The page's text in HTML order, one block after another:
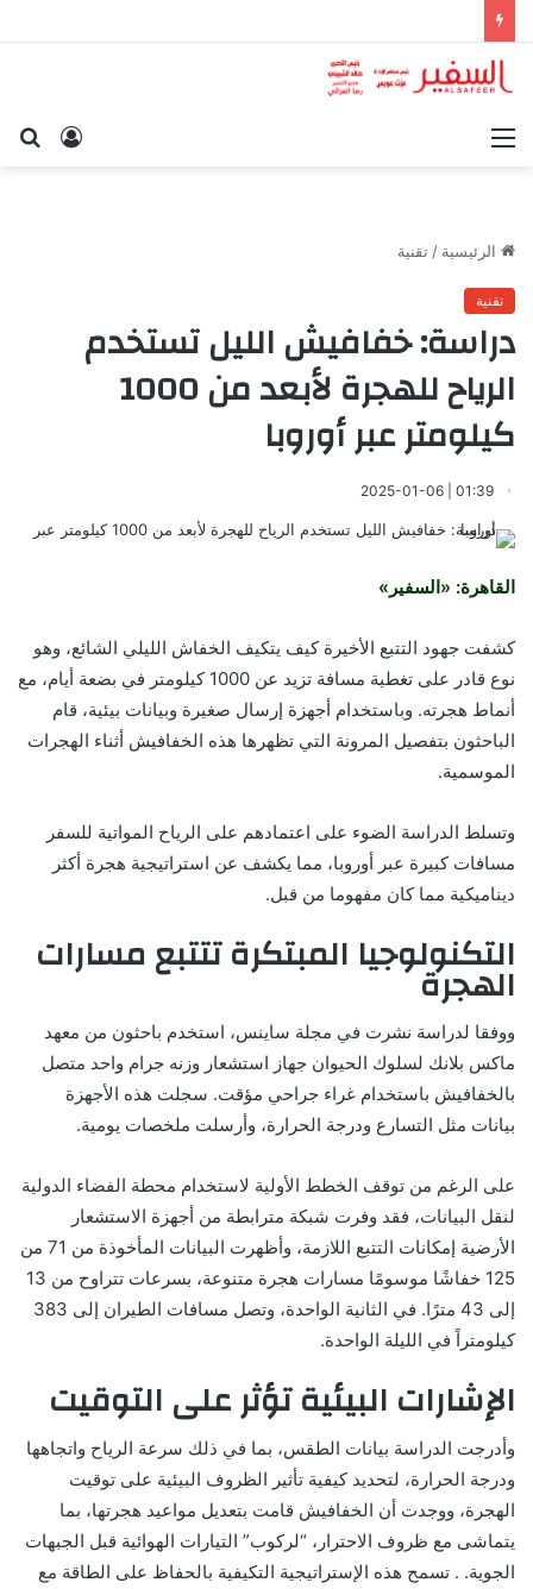
تسجيل
الرئيسية / تقنية
تقنية
دراسة: خفافيش الليل تستخدم
الرياح للهجرة لأبعد من 1000
كيلومتر عبر أوروبا
القاهرة: «السفير»
كشفت جهود التتبع الأخيرة كيف يتكيف الخفاش الليلي الشائع، وهو
نوع قادر على تغطية مسافة تزيد عن 1000 كيلومتر في بضعة أيام، مع
أنماط هجرته. وباستخدام أجهزة إرسال صغيرة وبيانات بيئية، قام
الباحثون بتفصيل المرونة التي تظهرها هذه الخفافيش أثناء الهجرات
الموسمية.
وتسلط الدراسة الضوء على اعتمادهم على الرياح المواتية للسفر
مسافات كبيرة عبر أوروبا، مما يكشف عن استراتيجية هجرة أكثر
ديناميكية مما كان مفهوما من قبل.
التكنولوجيا المبتكرة تتتبع مسارات
الهجرة
ووفقا لدراسة نشرت في مجلة ساينس، استخدم باحثون من معهد
ماكس بلانك لسلوك الحيوان جهاز استشعار وزنه جرام واحد متصل
بالخفافيش باستخدام غراء جراحي مؤقت. سجلت هذه الأجهزة
بيانات مثل التسارع ودرجة الحرارة، وأرسلت ملخصات يومية.
على الرغم من توقف الخطط الأولية لاستخدام محطة الفضاء الدولية
لنقل البيانات، فقد وفرت شبكة مترابطة من أجهزة الاستشعار
الأرضية إمكانات التتبع اللازمة، وأظهرت البيانات المأخوذة من 71 من
125 خفاشًا موسومًا مسارات هجرة متنوعة، بسرعات تتراوح من 13
إلى 43 مترًا. في الثانية الواحدة، وتصل مسافات الطيران إلى 383
كيلومتراً في الليلة الواحدة.
الإشارات البيئية تؤثر على التوقيت
وأدرجت الدراسة بيانات الطقس، بما في ذلك سرعة الرياح واتجاهها
ودرجة الحرارة، لتحديد كيفية تأثير الظروف البيئية على توقيت
الهجرة، ووجدت أن الخفافيش قامت بتعديل مواعيد هجرتها، بما
يتماشى مع ظروف الاحترار، “لركوب” التيارات الهوائية قبل الجبهات
الجوية. . تسمح هذه الإستراتيجية التكيفية بالحفاظ على الطاقة مع